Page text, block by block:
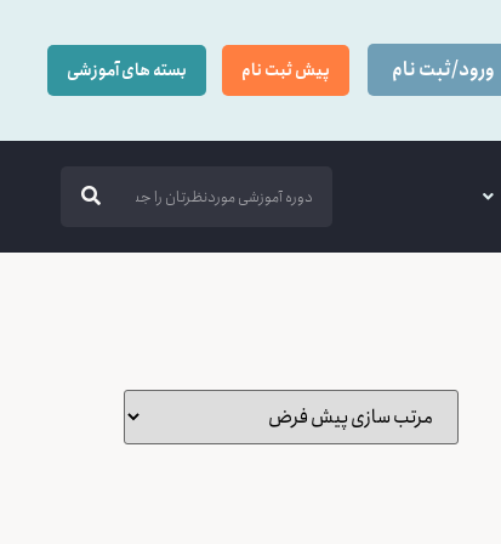
ورود/ثبت نام پیش ثبت نام بسته های آموزشی